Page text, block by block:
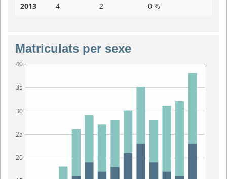
2013
4 2 0 %
Matriculats per sexe
20
25
30
35
40